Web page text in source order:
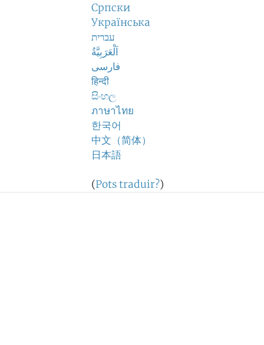
Српски
Українська
עברית
اَلْعَرَبِيَّةُ
فارسی
हिन्दी
සිංහල
ภาษาไทย
한국어
中文（简体）
日本語
(Pots traduir?)